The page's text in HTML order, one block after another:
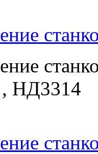
, НД3314